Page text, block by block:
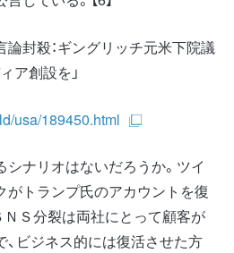
論封殺：ギングリッチ元米下院議
ア創設を」
usa/189450.html
ナリオはないだろうか。ツイ
がトランプ氏のアカウントを復
Ｓ分裂は両社にとって顧客が
ビジネス的には復活させた方